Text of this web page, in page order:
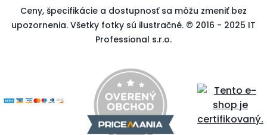
Ceny, špecifikácie a dostupnosť sa môžu zmeniť bez
upozornenia. Všetky fotky sú ilustračné. © 2016 - 2025 IT
Professional s.r.o.